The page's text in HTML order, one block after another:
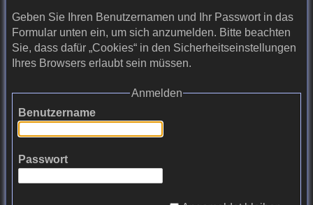
Geben Sie Ihren Benutzernamen und Ihr Passwort in das
Formular unten ein, um sich anzumelden. Bitte beachten
Sie, dass dafür „Cookies“ in den Sicherheitseinstellungen
Ihres Browsers erlaubt sein müssen.
Anmelden
Benutzername
Passwort